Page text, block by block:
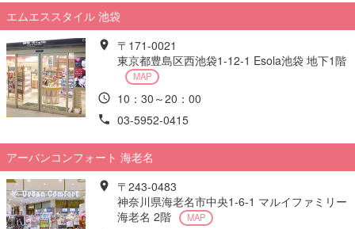
エムエススタイル 池袋
〒171-0021
東京都豊島区西池袋1-12-1 Esola池袋 地下1階
MAP
10：30～20：00
03-5952-0415
アーバンコンフォート 海老名
〒243-0483
神奈川県海老名市中央1-6-1 マルイファミリー
海老名 2階
MAP